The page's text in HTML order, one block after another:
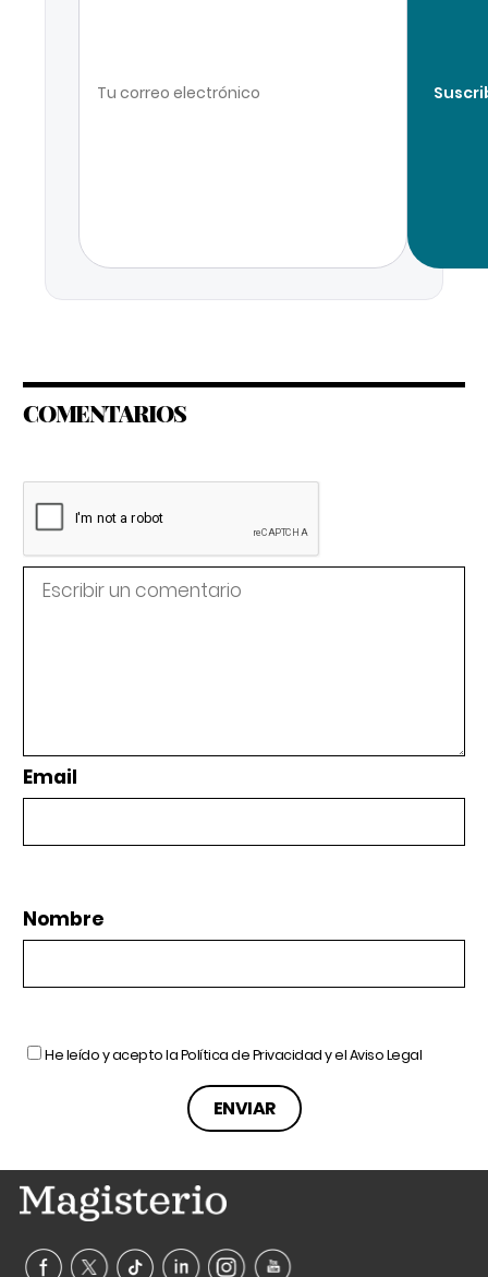
COMENTARIOS
Email
Nombre
He leído y acepto laPolítica de Privacidady elAviso Legal